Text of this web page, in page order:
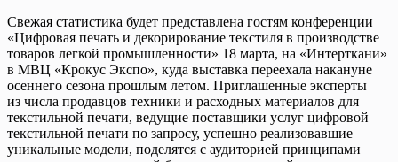
Свежая статистика будет представлена гостям конференции
«Цифровая печать и декорирование текстиля в производстве
товаров легкой промышленности» 18 марта, на «Интерткани»
в МВЦ «Крокус Экспо», куда выставка переехала накануне
осеннего сезона прошлым летом. Приглашенные эксперты
из числа продавцов техники и расходных материалов для
текстильной печати, ведущие поставщики услуг цифровой
текстильной печати по запросу, успешно реализовавшие
уникальные модели, поделятся с аудиторией принципами